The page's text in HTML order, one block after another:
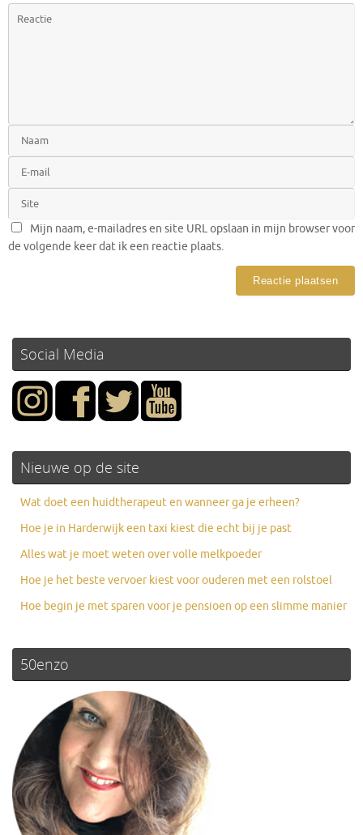
Mijn naam, e-mailadres en site URL opslaan in mijn browser voor
de volgende keer dat ik een reactie plaats.
Social Media
Nieuwe op de site
Wat doet een huidtherapeut en wanneer ga je erheen?
Hoe je in Harderwijk een taxi kiest die echt bij je past
Alles wat je moet weten over volle melkpoeder
Hoe je het beste vervoer kiest voor ouderen met een rolstoel
Hoe begin je met sparen voor je pensioen op een slimme manier
50enzo